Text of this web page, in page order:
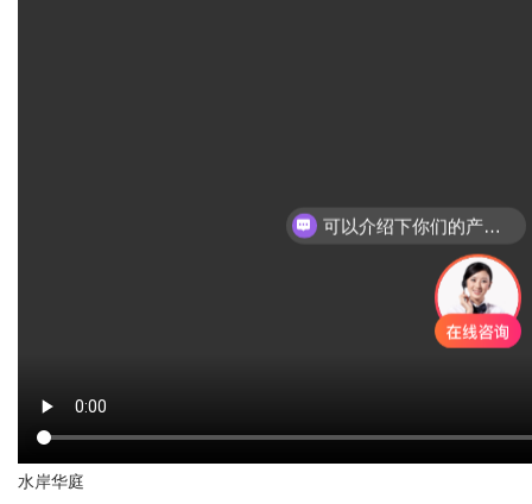
水岸华庭
可以介绍下你们的产品么？